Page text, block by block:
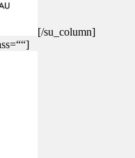
[/su_column]